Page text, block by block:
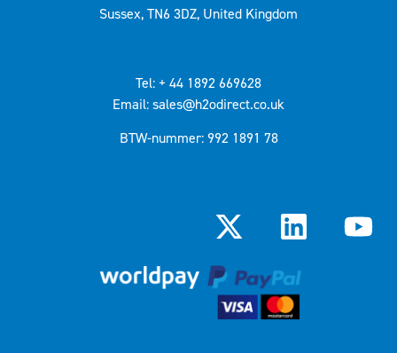
Sussex, TN6 3DZ, United Kingdom
Tel: + 44 1892 669628
Email: sales@h2odirect.co.uk
BTW-nummer: 992 1891 78